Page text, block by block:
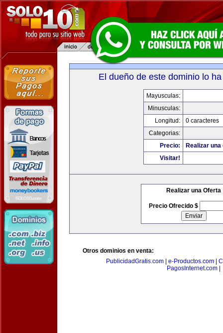
El dueño de este dominio lo
Mayusculas:
Minusculas:
Longitud:
0 caracteres
Categorias:
Precio:
Realizar
Visitar!
Realizar una Oferta
Precio Ofrecido $
Otros dominios en venta:
PublicidadGratis.com
e-Productos.com
PagosInternet.com